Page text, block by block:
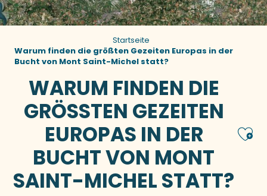
Startseite
Warum finden die größten Gezeiten Europas in der
Bucht von Mont Saint-Michel statt?
WARUM FINDEN DIE
GRÖSSTEN GEZEITEN E
UROPAS IN DER B
UCHT VON MONT S
AINT-MICHEL STATT?